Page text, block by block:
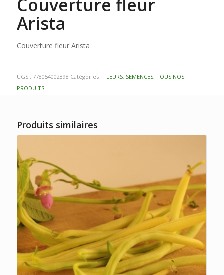
Couverture fleur
Arista
Couverture fleur Arista
UGS : 778054002898 Catégories : FLEURS, SEMENCES, TOUS NOS
PRODUITS
Produits similaires